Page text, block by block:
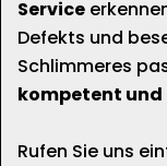
Service
Defekts und
Schlimmeres
kompetent
Rufen Sie uns